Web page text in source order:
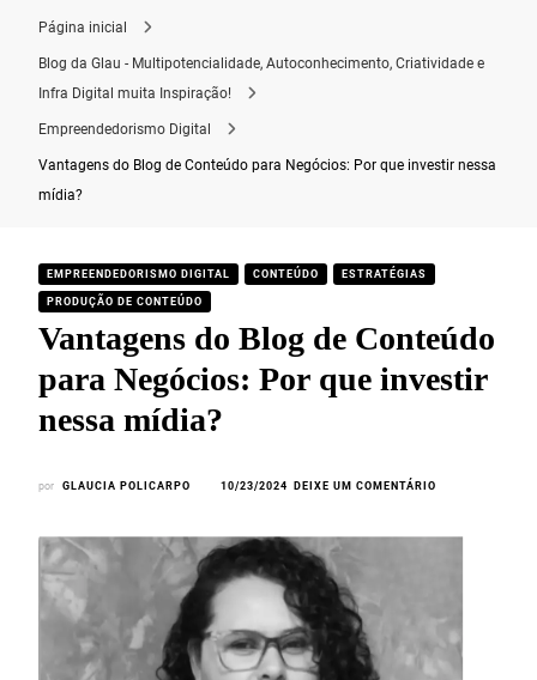
Página inicial
Blog da Glau - Multipotencialidade, Autoconhecimento, Criatividade e
Infra Digital muita Inspiração!
Empreendedorismo Digital
Vantagens do Blog de Conteúdo para Negócios: Por que investir nessa
mídia?
EMPREENDEDORISMO DIGITAL CONTEÚDO ESTRATÉGIAS
PRODUÇÃO DE CONTEÚDO
Vantagens do Blog de Conteúdo
para Negócios: Por que investir
nessa mídia?
por GLAUCIA POLICARPO 10/23/2024 DEIXE UM COMENTÁRIO